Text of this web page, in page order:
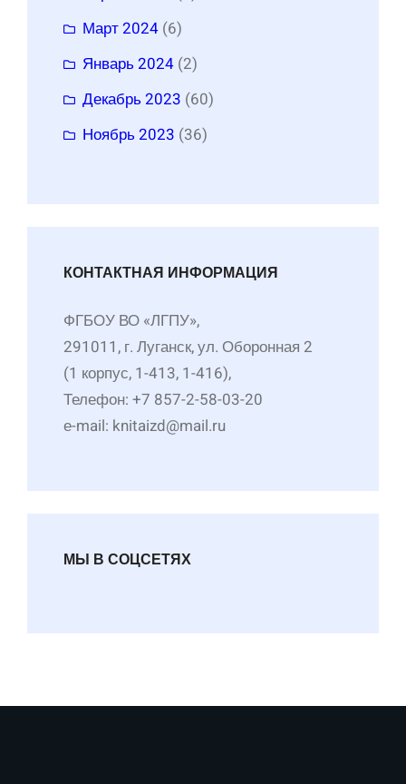
Март 2024 (6)
Январь 2024 (2)
Декабрь 2023 (60)
Ноябрь 2023 (36)
КОНТАКТНАЯ ИНФОРМАЦИЯ
ФГБОУ ВО «ЛГПУ»,
291011, г. Луганск, ул. Оборонная 2
(1 корпус, 1-413, 1-416),
Телефон: +7 857-2-58-03-20
е-mail: knitaizd@mail.ru
МЫ В СОЦСЕТЯХ